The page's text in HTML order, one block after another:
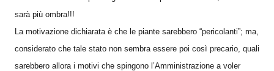
sarà più ombra!!!
La motivazione dichiarata è che le piante sarebbero “pericolanti”; ma,
considerato che tale stato non sembra essere poi così precario, quali
sarebbero allora i motivi che spingono l’Amministrazione a voler